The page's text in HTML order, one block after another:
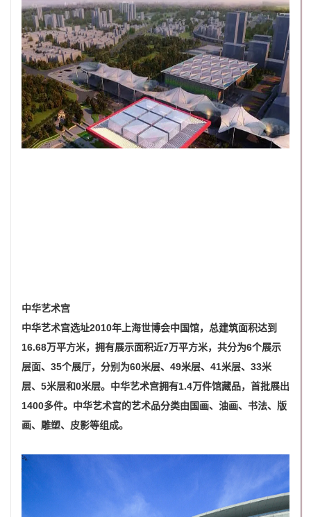
中华艺术宫
中华艺术宫选址2010年上海世博会中国馆，总建筑面积达到
16.68万平方米，拥有展示面积近7万平方米，共分为6个展示
层面、35个展厅，分别为60米层、49米层、41米层、33米
层、5米层和0米层。中华艺术宫拥有1.4万件馆藏品，首批展出
1400多件。中华艺术宫的艺术品分类由国画、油画、书法、版
画、雕塑、皮影等组成。